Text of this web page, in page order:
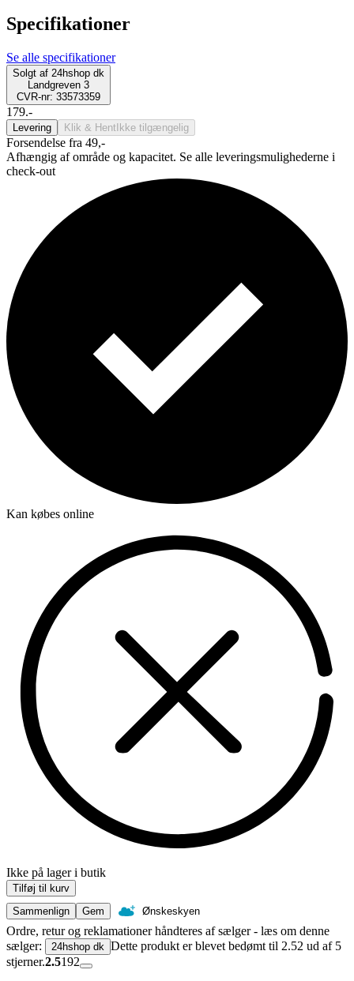
Specifikationer
Se alle specifikationer
Solgt af 24hshop dk
Landgreven 3
CVR-nr: 33573359
179.-
Levering Klik & Hent Ikke tilgængelig
Forsendelse fra 49,-
Afhængig af område og kapacitet. Se alle leveringsmulighederne i
check-out
Kan købes online
Ikke på lager i butik
Tilføj til kurv
Sammenlign
Gem Ønskeskyen
Ordre, retur og reklamationer håndteres af sælger - læs om denne
sælger:
24hshop dk Dette produkt er blevet bedømt til 2.52 ud af 5
stjerner.2.5192